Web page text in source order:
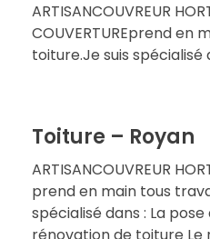
ARTISANCOUVREUR
COUVERTUREprend en
toiture.Je suis spécialisé
Toiture – Royan
ARTISANCOUVREUR
prend en main tous
spécialisé dans : La